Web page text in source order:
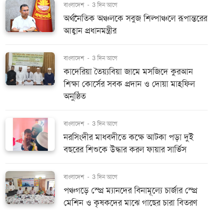
বাংলাদেশ - 3 দিন আগে
অর্থনৈতিক অঞ্চলকে সবুজ শিল্পাঞ্চলে রূপান্তরের
আহ্বান প্রধানমন্ত্রীর
বাংলাদেশ - 3 দিন আগে
কাদেরিয়া তৈয়্যবিয়া জামে মসজিদে কুরআন
শিক্ষা কোর্সের সবক প্রদান ও দোয়া মাহফিল
অনুষ্ঠিত
বাংলাদেশ - 3 দিন আগে
নরসিংদীর মাধবদীতে কক্ষে আটকা পড়া দুই
বছরের শিশুকে উদ্ধার করল ফায়ার সার্ভিস
বাংলাদেশ - 3 দিন আগে
পঞ্চগড়ে স্প্রে ম্যানদের বিনামূল্যে চার্জার স্প্রে
মেশিন ও কৃষকদের মাঝে গাছের চারা বিতরণ